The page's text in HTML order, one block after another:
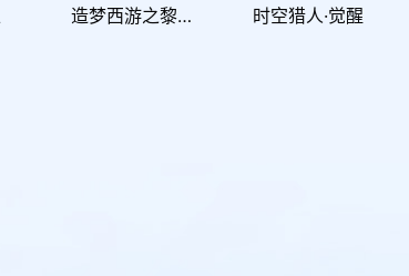
造梦西游之黎尤浩劫篇 时空猎人·觉醒